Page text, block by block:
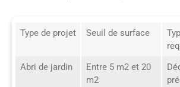
Type de projet Seuil de surface
Abri de jardin
Entre 5 m2 et 20
m2